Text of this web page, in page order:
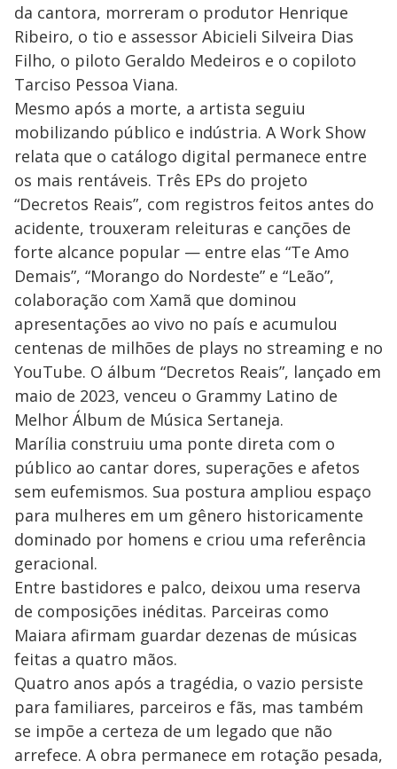
da cantora, morreram o produtor Henrique
Ribeiro, o tio e assessor Abicieli Silveira Dias
Filho, o piloto Geraldo Medeiros e o copiloto
Tarciso Pessoa Viana.
Mesmo após a morte, a artista seguiu
mobilizando público e indústria. A Work Show
relata que o catálogo digital permanece entre
os mais rentáveis. Três EPs do projeto
“Decretos Reais”, com registros feitos antes do
acidente, trouxeram releituras e canções de
forte alcance popular — entre elas “Te Amo
Demais”, “Morango do Nordeste” e “Leão”,
colaboração com Xamã que dominou
apresentações ao vivo no país e acumulou
centenas de milhões de plays no streaming e no
YouTube. O álbum “Decretos Reais”, lançado em
maio de 2023, venceu o Grammy Latino de
Melhor Álbum de Música Sertaneja.
Marília construiu uma ponte direta com o
público ao cantar dores, superações e afetos
sem eufemismos. Sua postura ampliou espaço
para mulheres em um gênero historicamente
dominado por homens e criou uma referência
geracional.
Entre bastidores e palco, deixou uma reserva
de composições inéditas. Parceiras como
Maiara afirmam guardar dezenas de músicas
feitas a quatro mãos.
Quatro anos após a tragédia, o vazio persiste
para familiares, parceiros e fãs, mas também
se impõe a certeza de um legado que não
arrefece. A obra permanece em rotação pesada,